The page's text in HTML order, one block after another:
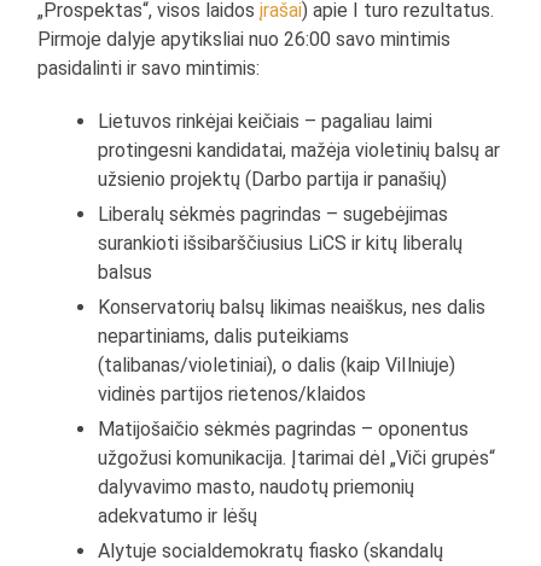
„Prospektas“, visos laidosįrašai) apie I turo rezultatus.
Pirmoje dalyje apytiksliai nuo 26:00 savo mintimis
pasidalinti ir savo mintimis:
Lietuvos rinkėjai keičiais – pagaliau laimi
protingesni kandidatai, mažėja violetinių balsų ar
užsienio projektų (Darbo partija ir panašių)
Liberalų sėkmės pagrindas – sugebėjimas
surankioti išsibarščiusius LiCS ir kitų liberalų
balsus
Konservatorių balsų likimas neaiškus, nes dalis
nepartiniams, dalis puteikiams
(talibanas/violetiniai), o dalis (kaip ViIlniuje)
vidinės partijos rietenos/klaidos
Matijošaičio sėkmės pagrindas – oponentus
užgožusi komunikacija. Įtarimai dėl „Viči grupės“
dalyvavimo masto, naudotų priemonių
adekvatumo ir lėšų
Alytuje socialdemokratų fiasko (skandalų